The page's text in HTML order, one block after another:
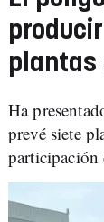
plantas
Ha
prevé siete
participación